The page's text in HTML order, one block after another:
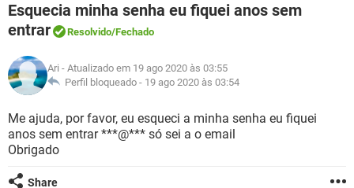
INSTAGRAM GMAIL
GUIA DE COMPRAS
OUTLOOK
GUIA DE COMPRAS
JOGOS WHATSAPP
CELULAR
OUTLOOK EXCEL
INSTAGRAM
GUIA DE COMPRAS
FÓRUM
CELULAR FACEBOOK
INSTAGRAM GMAIL
GUIA DE COMPRAS
GLOSSÁRIO
JOGOS
CELULAR FACEBOOK
OUTLOOK
INSTAGRAM
Esquecia minha senha eu fiquei anos sem
entrar
Resolvido/Fechado
Ari - Atualizado em 19 ago 2020 às 03:55
Perfil bloqueado - 19 ago 2020 às 03:54
Me ajuda, por favor, eu esqueci a minha senha eu fiquei
anos sem entrar ***@*** só sei a o email
Obrigado
Share